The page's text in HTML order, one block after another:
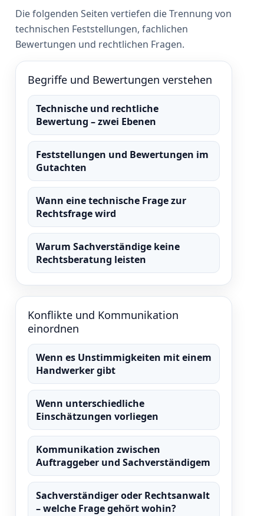
Die folgenden Seiten vertiefen die Trennung von
technischen Feststellungen, fachlichen
Bewertungen und rechtlichen Fragen.
Begriffe und Bewertungen verstehen
Technische und rechtliche
Bewertung – zwei Ebenen
Feststellungen und Bewertungen im
Gutachten
Wann eine technische Frage zur
Rechtsfrage wird
Warum Sachverständige keine
Rechtsberatung leisten
Konflikte und Kommunikation
einordnen
Wenn es Unstimmigkeiten mit einem
Handwerker gibt
Wenn unterschiedliche
Einschätzungen vorliegen
Kommunikation zwischen
Auftraggeber und Sachverständigem
Sachverständiger oder Rechtsanwalt
– welche Frage gehört wohin?